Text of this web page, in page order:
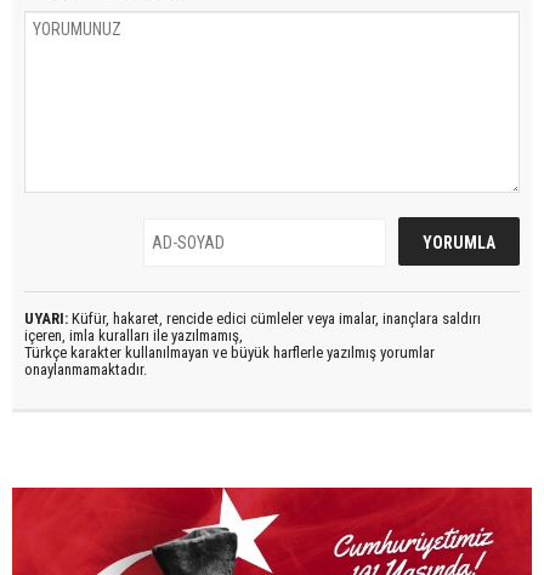
UYARI: Küfür, hakaret, rencide edici cümleler veya imalar, inançlara saldırı
içeren, imla kuralları ile yazılmamış,
Türkçe karakter kullanılmayan ve büyük harflerle yazılmış yorumlar
onaylanmamaktadır.